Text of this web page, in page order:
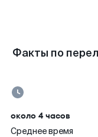
Факты по
около 4 часов
Среднее время